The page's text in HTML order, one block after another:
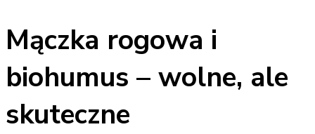
Mączka rogowa i
biohumus – wolne, ale
skuteczne